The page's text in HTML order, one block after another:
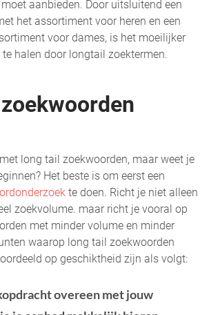
moet aanbieden. Door uitsluitend een
het assortiment voor heren en een
voor dames, is het moeilijker
halen door longtail zoektermen.
long tail zoekwoorden, maar weet je
Het beste is om eerst een
te doen. Richt je niet alleen
zoekvolume. maar richt je vooral op
met minder volume en minder
waarop long tail zoekwoorden
op geschiktheid zijn als volgt:
overeen met jouw